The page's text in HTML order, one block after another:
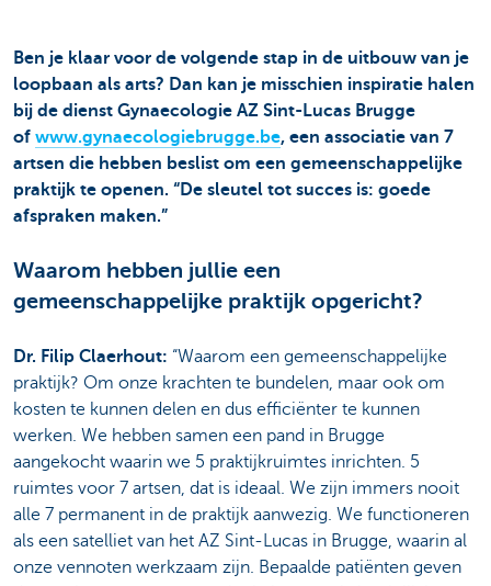
Ben je klaar voor de volgende stap in de uitbouw van je
loopbaan als arts? Dan kan je misschien inspiratie halen
bij de dienst Gynaecologie AZ Sint-Lucas Brugge
of www.gynaecologiebrugge.be, een associatie van 7
artsen die hebben beslist om een gemeenschappelijke
praktijk te openen. “De sleutel tot succes is: goede
afspraken maken.”
Waarom hebben jullie een
gemeenschappelijke praktijk opgericht?
Dr. Filip Claerhout: “Waarom een gemeenschappelijke
praktijk? Om onze krachten te bundelen, maar ook om
kosten te kunnen delen en dus efficiënter te kunnen
werken. We hebben samen een pand in Brugge
aangekocht waarin we 5 praktijkruimtes inrichten. 5
ruimtes voor 7 artsen, dat is ideaal. We zijn immers nooit
alle 7 permanent in de praktijk aanwezig. We functioneren
als een satelliet van het AZ Sint-Lucas in Brugge, waarin al
onze vennoten werkzaam zijn. Bepaalde patiënten geven